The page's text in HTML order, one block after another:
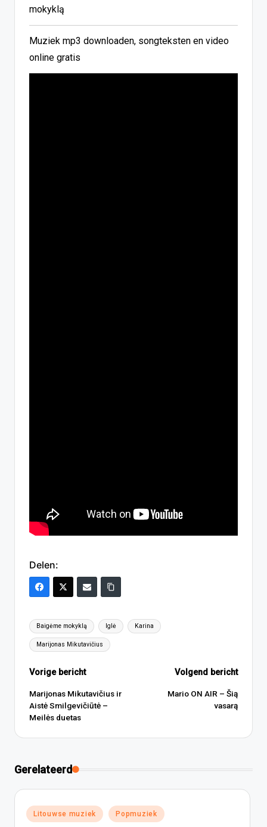
mokyklą
Muziek mp3 downloaden, songteksten en video
online gratis
Delen:
Tags:
Baigėme mokyklą Iglė Karina
Marijonas Mikutavičius
Bericht
navigatie
Vorige bericht
Marijonas Mikutavičius ir
Aistė Smilgevičiūtė –
Meilės duetas
Volgend bericht
Mario ON AIR – Šią
vasarą
Gerelateerd
Geplaatst
in
Litouwse muziek Popmuziek